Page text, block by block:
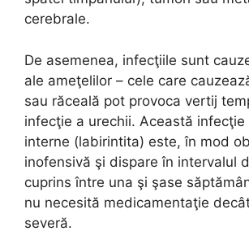
cerebrale.
De asemenea, infecţiile sunt
ale ameţelilor – cele care
sau răceală pot provoca vertij
infecţie a urechii. Această infecţie
interne (labirintita) este, în mod
inofensivă şi dispare în intervalul
cuprins între una şi şase
nu necesită medicamentaţie
severă.